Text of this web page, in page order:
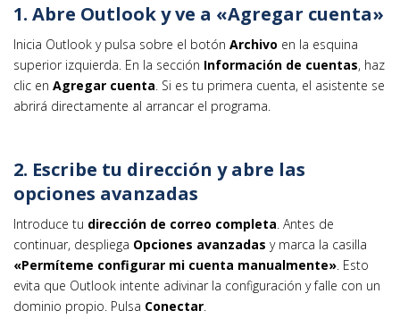
1. Abre Outlook y ve a «Agregar cuenta»
Inicia Outlook y pulsa sobre el botón Archivo en la esquina
superior izquierda. En la sección Información de cuentas, haz
clic en Agregar cuenta. Si es tu primera cuenta, el asistente se
abrirá directamente al arrancar el programa.
2. Escribe tu dirección y abre las
opciones avanzadas
Introduce tu dirección de correo completa. Antes de
continuar, despliega Opciones avanzadas y marca la casilla
«Permíteme configurar mi cuenta manualmente». Esto
evita que Outlook intente adivinar la configuración y falle con un
dominio propio. Pulsa Conectar.